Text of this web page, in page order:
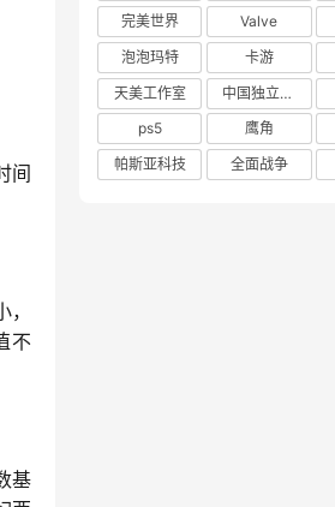
间
不
基
完美世界
Valve
泡泡玛特
卡游
天美工作室
中国独立游戏联盟
ps5
鹰角
帕斯亚科技
全面战争